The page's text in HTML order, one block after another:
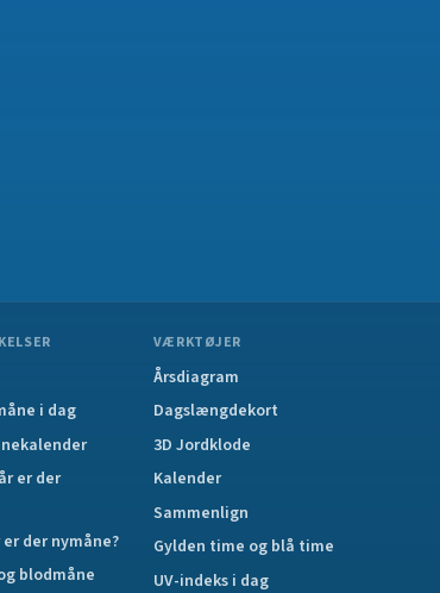
i dag
er der
der nymåne?
blodmåne
VÆRKTØJER
Årsdiagram
Dagslængdekort
3D Jordklode
Kalender
Sammenlign
Gylden time og blå time
UV-indeks i dag